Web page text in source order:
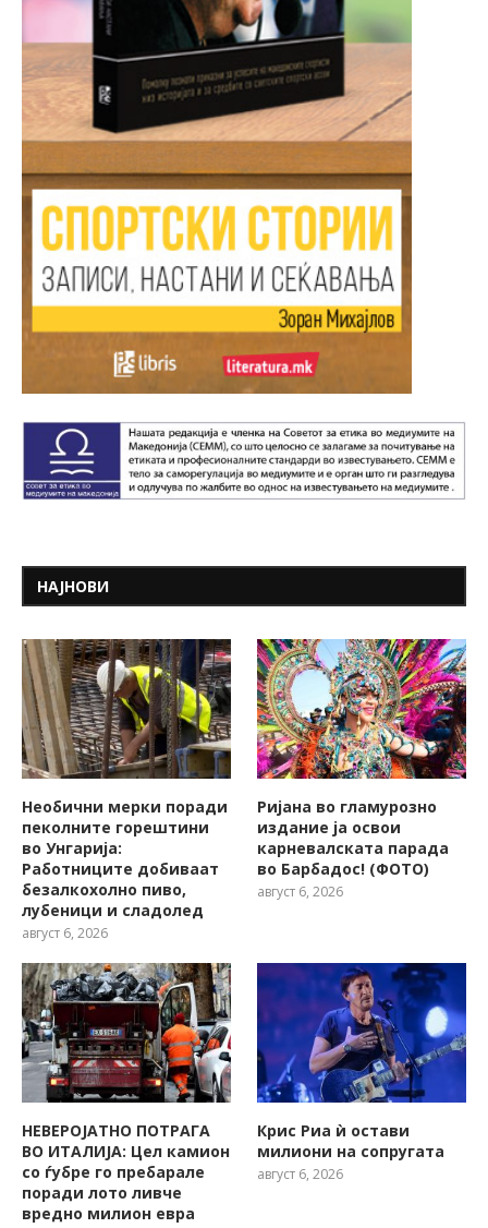
НАЈНОВИ
Необични мерки поради
пеколните горештини
во Унгарија:
Работниците добиваат
безалкохолно пиво,
лубеници и сладолед
август 6, 2026
Ријана во гламурозно
издание ја освои
карневалската парада
во Барбадос! (ФОТО)
август 6, 2026
НЕВЕРОЈАТНО ПОТРАГА
ВО ИТАЛИЈА: Цел камион
со ѓубре го пребарале
поради лото ливче
вредно милион евра
Крис Риа ѝ остави
милиони на сопругата
август 6, 2026